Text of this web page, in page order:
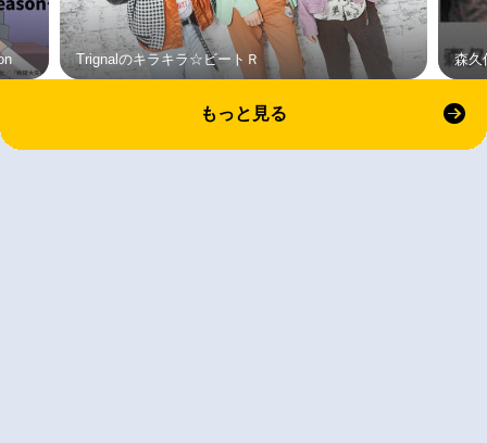
Trignalのキラキラ☆ビートＲ 森久
もっと見る